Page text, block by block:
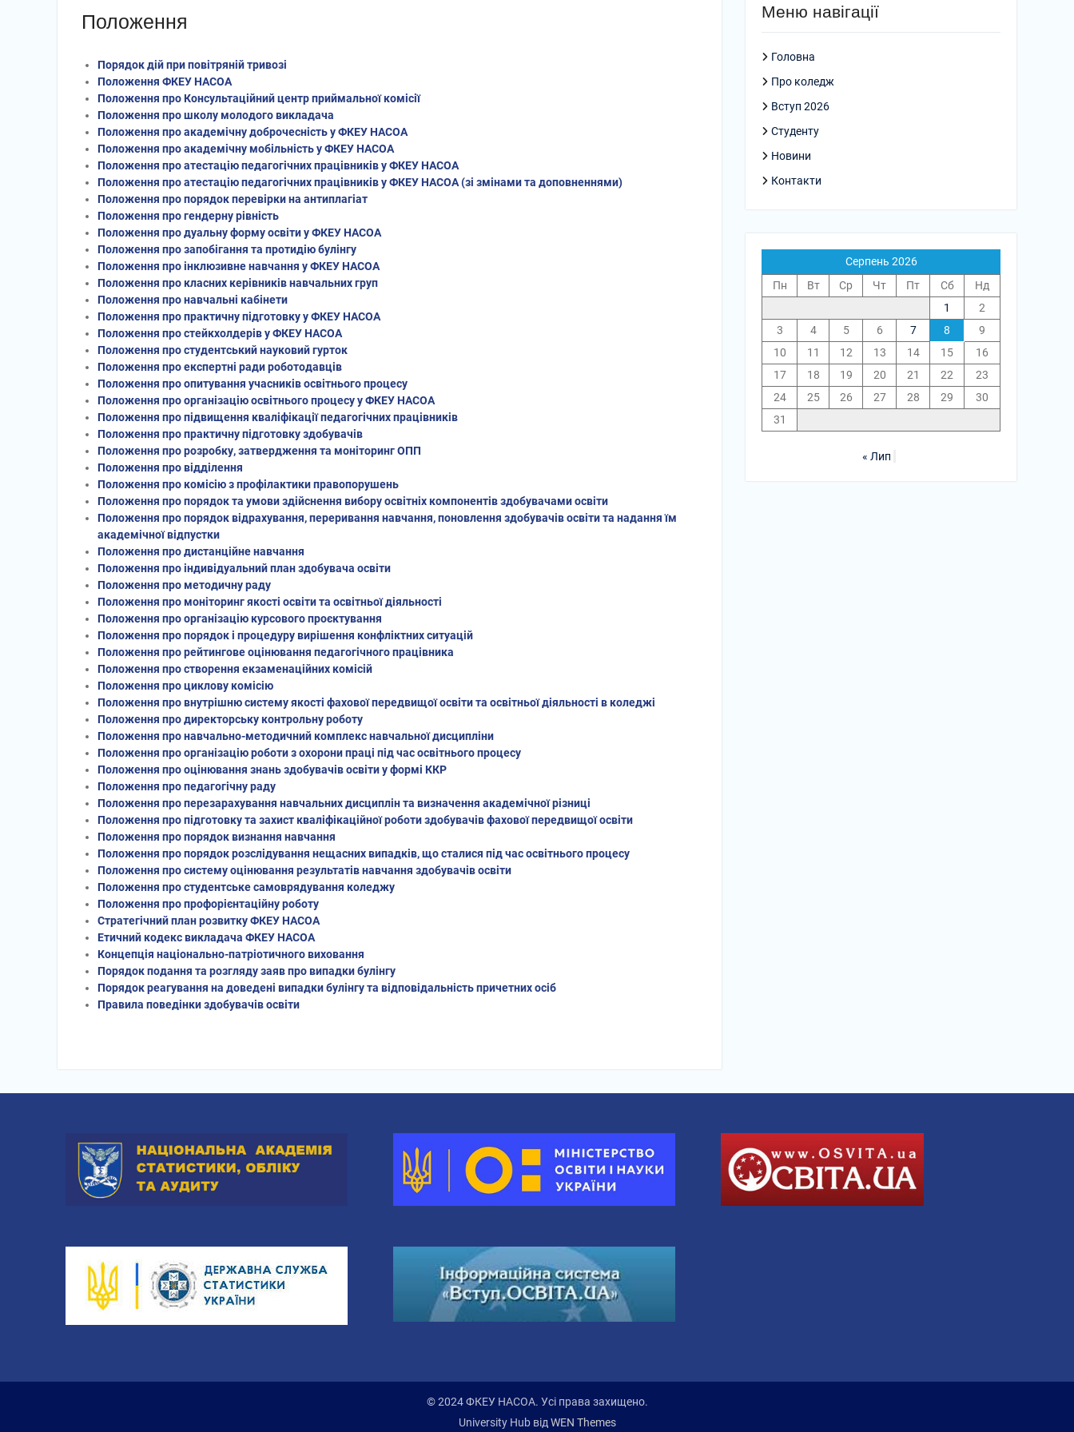
Положення
Порядок дій при повітряній тривозі
Положення ФКЕУ НАСОА
Положення про Консультаційний центр приймальної комісії
Положення про школу молодого викладача
Положення про академічну доброчесність у ФКЕУ НАСОА
Положення про академічну мобільність у ФКЕУ НАСОА
Положення про атестацію педагогічних працівників у ФКЕУ НАСОА
Положення про атестацію педагогічних працівників у ФКЕУ НАСОА (зі змінами та доповненнями)
Положення про порядок перевірки на антиплагіат
Положення про гендерну рівність
Положення про дуальну форму освіти у ФКЕУ НАСОА
Положення про запобігання та протидію булінгу
Положення про інклюзивне навчання у ФКЕУ НАСОА
Положення про класних керівників навчальних груп
Положення про навчальні кабінети
Положення про практичну підготовку у ФКЕУ НАСОА
Положення про стейкхолдерів у ФКЕУ НАСОА
Положення про студентський науковий гурток
Положення про експертні ради роботодавців
Положення про опитування учасників освітнього процесу
Положення про організацію освітнього процесу у ФКЕУ НАСОА
Положення про підвищення кваліфікації педагогічних працівників
Положення про практичну підготовку здобувачів
Положення про розробку, затвердження та моніторинг ОПП
Положення про відділення
Положення про комісію з профілактики правопорушень
Положення про порядок та умови здійснення вибору освітніх компонентів здобувачами освіти
Положення про порядок відрахування, переривання навчання, поновлення здобувачів освіти та надання їм
академічної відпустки
Положення про дистанційне навчання
Положення про індивідуальний план здобувача освіти
Положення про методичну раду
Положення про моніторинг якості освіти та освітньої діяльності
Положення про організацію курсового проєктування
Положення про порядок і процедуру вирішення конфліктних ситуацій
Положення про рейтингове оцінювання педагогічного працівника
Положення про створення екзаменаційних комісій
Положення про циклову комісію
Положення про внутрішню систему якості фахової передвищої освіти та освітньої діяльності в коледжі
Положення про директорську контрольну роботу
Положення про навчально-методичний комплекс навчальної дисципліни
Положення про організацію роботи з охорони праці під час освітнього процесу
Положення про оцінювання знань здобувачів освіти у формі ККР
Положення про педагогічну раду
Положення про перезарахування навчальних дисциплін та визначення академічної різниці
Положення про підготовку та захист кваліфікаційної роботи здобувачів фахової передвищої освіти
Положення про порядок визнання навчання
Положення про порядок розслідування нещасних випадків, що сталися під час освітнього процесу
Положення про систему оцінювання результатів навчання здобувачів освіти
Положення про студентське самоврядування коледжу
Положення про профорієнтаційну роботу
Стратегічний план розвитку ФКЕУ НАСОА
Етичний кодекс викладача ФКЕУ НАСОА
Концепція національно-патріотичного виховання
Порядок подання та розгляду заяв про випадки булінгу
Порядок реагування на доведені випадки булінгу та відповідальність причетних осіб
Правила поведінки здобувачів освіти
Меню навігації
Головна
Про коледж
Вступ 2026
Студенту
Новини
Контакти
Серпень 2026
Пн
Вт Ср Чт Пт Сб
Нд
1
2
3
4 5 6 7 8
9
10
11 12 13 14 15
16
17
18 19 20 21 22
23
24
25 26 27 28 29
30
31
« Лип
© 2024 ФКЕУ НАСОА. Усі права захищено.
University Hub від WEN Themes